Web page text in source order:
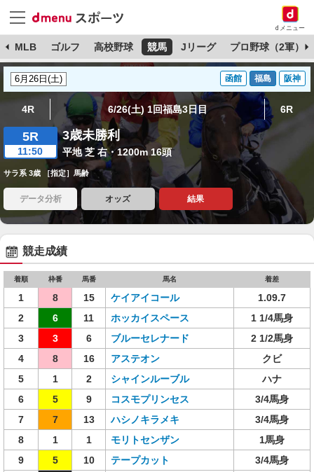
dメニュー
MLB ゴルフ 高校野球 競馬 Jリーグ プロ野球（2軍）
函館 福島 阪神
4R 6/26(土) 1回福島3日目 6R
5R
11:50
3歳未勝利
平地 芝 右・1200m 16頭
サラ系 3歳 ［指定］馬齢
データ分析 オッズ 結果
競走成績
着順 枠番 馬番 馬名 着差
1 8 15 ケイアイコール
1.09.7
2
6 11 ホッカイスペース
1 1/4馬身
3
3 6 ブルーセレナード
2 1/2馬身
4
8 16 アステオン
クビ
5
1 2 シャインルーブル
ハナ
6
5 9 コスモプリンセス
3/4馬身
7
7 13 ハシノキラメキ
3/4馬身
8
1 1 モリトセンザン
1馬身
9
5 10 テープカット
3/4馬身